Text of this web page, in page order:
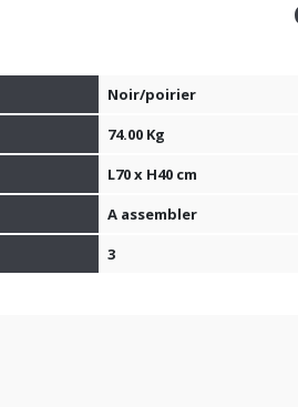
Noir/poirier
74.00 Kg
L70 x H40 cm
A assembler
3